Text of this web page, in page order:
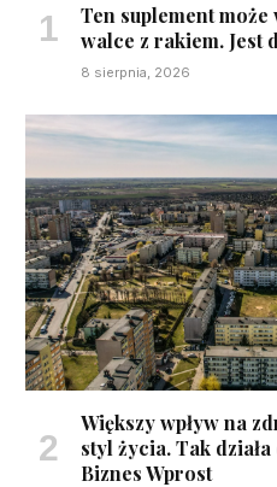
Ten suplement
walce z rakiem. Jest
8 sierpnia, 2026
Większy wpływ na
styl życia. Tak
Biznes Wprost